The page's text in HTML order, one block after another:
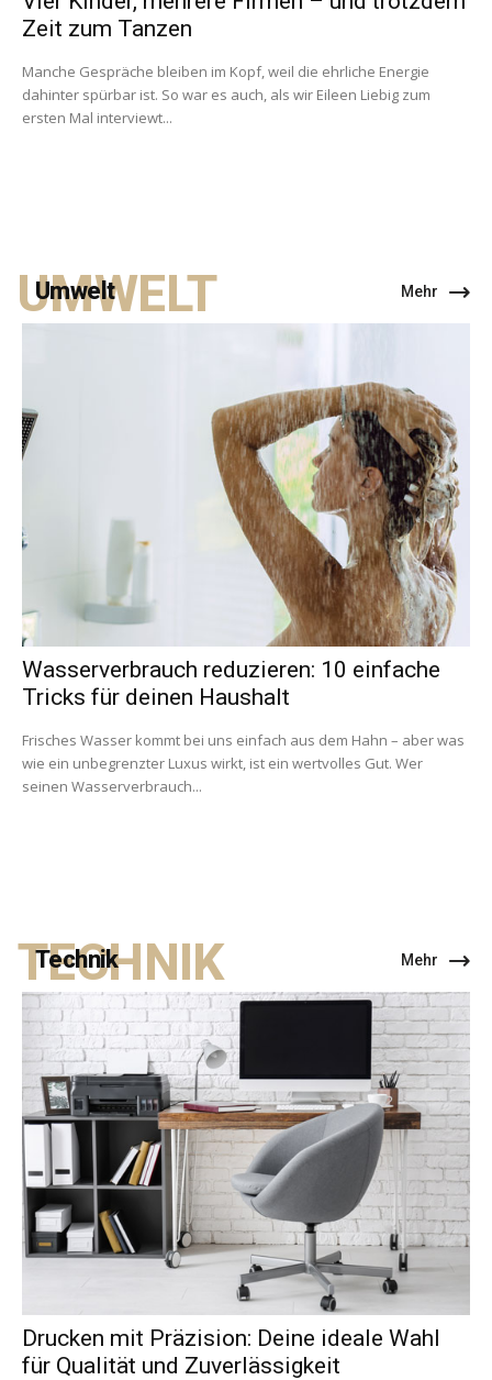
Zeit zum Tanzen
Manche Gespräche bleiben im Kopf, weil die ehrliche Energie
dahinter spürbar ist. So war es auch, als wir Eileen Liebig zum
ersten Mal interviewt...
Umwelt
UMWELT Mehr
Wasserverbrauch reduzieren: 10 einfache
Tricks für deinen Haushalt
Frisches Wasser kommt bei uns einfach aus dem Hahn – aber was
wie ein unbegrenzter Luxus wirkt, ist ein wertvolles Gut. Wer
seinen Wasserverbrauch...
Technik
TECHNIK Mehr
Drucken mit Präzision: Deine ideale Wahl
für Qualität und Zuverlässigkeit